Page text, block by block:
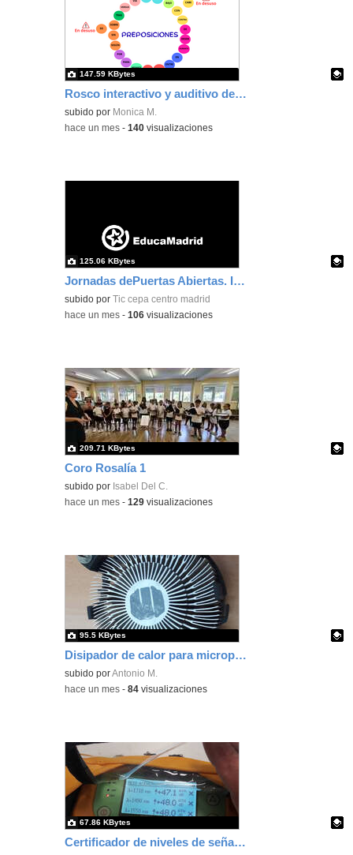
Rosco interactivo y auditivo de las preposiciones (DUA)
Contenido educativo.
subido por Monica M.
147.59 KBytes
-hace un mes -140 visualizaciones
Jornadas dePuertas Abiertas. Información de Matrícula 2026-27.
Contenido educativo.
subido porTic cepa centro madrid
125.06 KBytes
-hace un mes -106 visualizaciones
Coro Rosalía 1
Contenido educativo.
subido por Isabel Del C.
209.71 KBytes
-hace un mes -129 visualizaciones
Disipador de calor para microprocesador i3, i5 e i7
Contenido educativo.
subido porAntonio M.
95.5 KBytes
-hace un mes -84 visualizaciones
Certificador de niveles de señal de fibra óptica
67.86 KBytes